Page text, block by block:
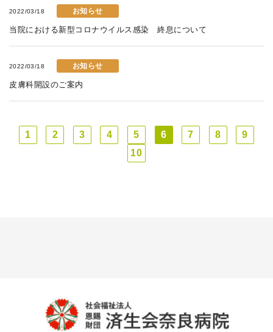
2022/03/18 お知らせ
当院における新型コロナウイルス感染 終息について
2022/03/18 お知らせ
皮膚科開設のご案内
1 2 3 4 5 6 7 8
9
10